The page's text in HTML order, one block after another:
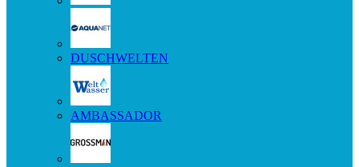
DUSCHWELTEN
AMBASSADOR